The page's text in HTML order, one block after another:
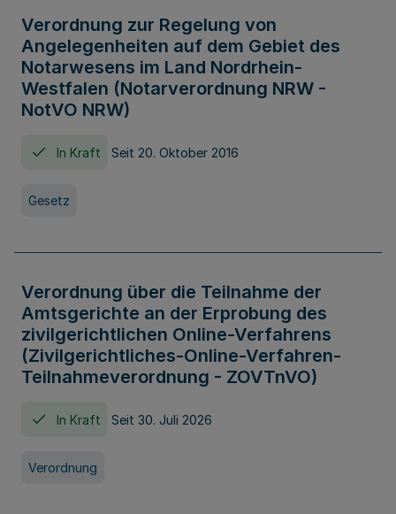
Verordnung zur Regelung von
Angelegenheiten auf dem Gebiet des
Notarwesens im Land Nordrhein-
Westfalen (Notarverordnung NRW -
NotVO NRW)
In Kraft Seit 20. Oktober 2016
Gesetz
Verordnung über die Teilnahme der
Amtsgerichte an der Erprobung des
zivilgerichtlichen Online-Verfahrens
(Zivilgerichtliches-Online-Verfahren-
Teilnahmeverordnung - ZOVTnVO)
In Kraft Seit 30. Juli 2026
Verordnung